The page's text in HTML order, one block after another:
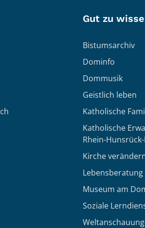
Gut zu
Bistumsarchiv
Dominfo
Dommusik
Geistlich leben
Katholische
Katholische
Rhein-
Kirche
Lebensberatung
Museum am
Soziale